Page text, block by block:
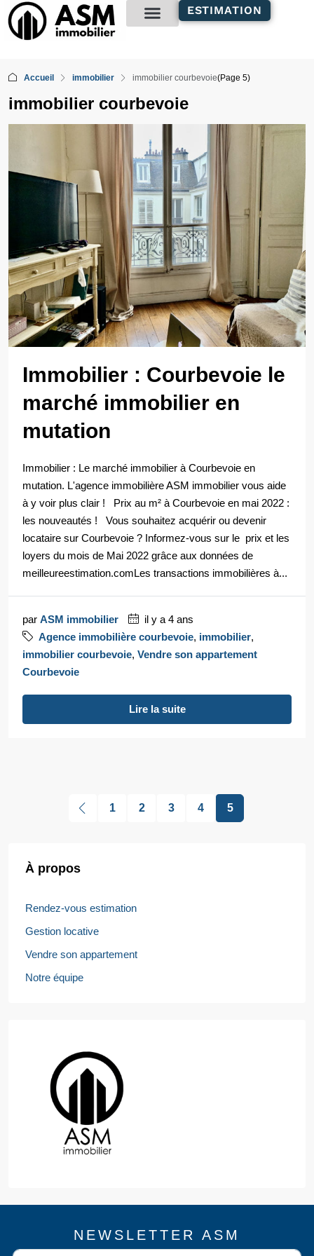
principal
ESTIMATION
Accueil immobilier immobilier courbevoie(Page 5)
immobilier courbevoie
Immobilier : Courbevoie le
marché immobilier en
mutation
Immobilier : Le marché immobilier à Courbevoie en
mutation. L'agence immobilière ASM immobilier vous aide
à y voir plus clair ! Prix au m² à Courbevoie en mai 2022 :
les nouveautés ! Vous souhaitez acquérir ou devenir
locataire sur Courbevoie ? Informez-vous sur le prix et les
loyers du mois de Mai 2022 grâce aux données de
meilleureestimation.comLes transactions immobilières à...
par ASM immobilier
il y a 4 ans
Agence immobilière courbevoie, immobilier,
immobilier courbevoie, Vendre son appartement
Courbevoie
Lire la suite
1 2 3 4 5
À propos
Rendez-vous estimation
Gestion locative
Vendre son appartement
Notre équipe
NEWSLETTER ASM